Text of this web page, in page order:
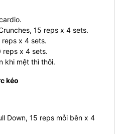
15 reps x 4 sets.
reps x 4 sets.
reps x 4 sets.
khi mệt thì thôi.
kéo
Down, 15 reps mỗi bên x 4